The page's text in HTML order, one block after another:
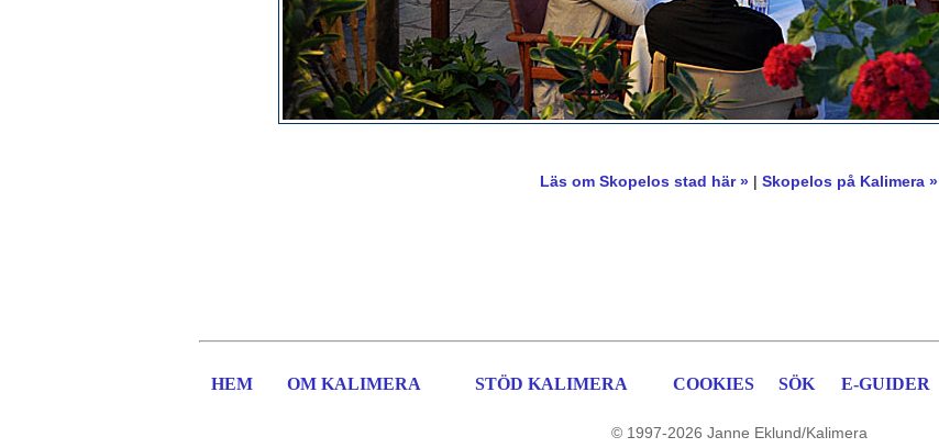
Läs om Skopelos stad här » | Skopelos på Kalimera »
HEM OM KALIMERA STÖD KALIMERA COOKIES SÖK E-GUIDER
© 1997-2026 Janne Eklund/Kalimera